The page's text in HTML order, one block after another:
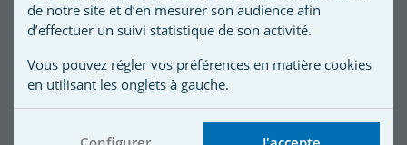
votre
liste
de notre site et d’en mesurer son audience afin
d’effectuer un suivi statistique de son activité.
Vous pouvez régler vos préférences en matière cookies
en utilisant les onglets à gauche.